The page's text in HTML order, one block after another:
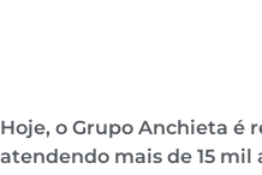
Hoje, o Grupo Anchieta é
atendendo mais de 15